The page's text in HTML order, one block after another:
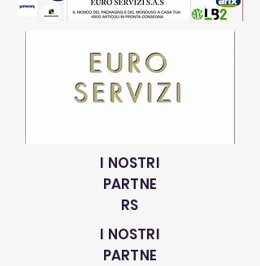
I NOSTRI
PARTNE
RS
I NOSTRI
PARTNE